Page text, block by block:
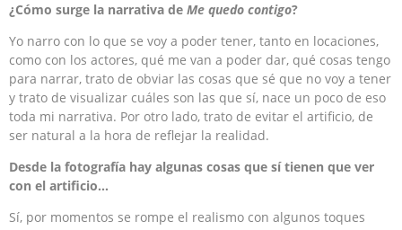
¿Cómo surge la narrativa de Me quedo contigo?
Yo narro con lo que se voy a poder tener, tanto en locaciones,
como con los actores, qué me van a poder dar, qué cosas tengo
para narrar, trato de obviar las cosas que sé que no voy a tener
y trato de visualizar cuáles son las que sí, nace un poco de eso
toda mi narrativa. Por otro lado, trato de evitar el artificio, de
ser natural a la hora de reflejar la realidad.
Desde la fotografía hay algunas cosas que sí tienen que ver
con el artificio…
Sí, por momentos se rompe el realismo con algunos toques